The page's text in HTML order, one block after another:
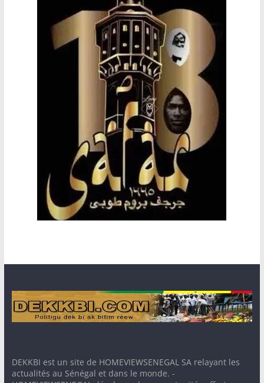
DEKKBI est un site de HOMEVIEWSENEGAL SA relayant les
actualités au Sénégal et dans le monde. -